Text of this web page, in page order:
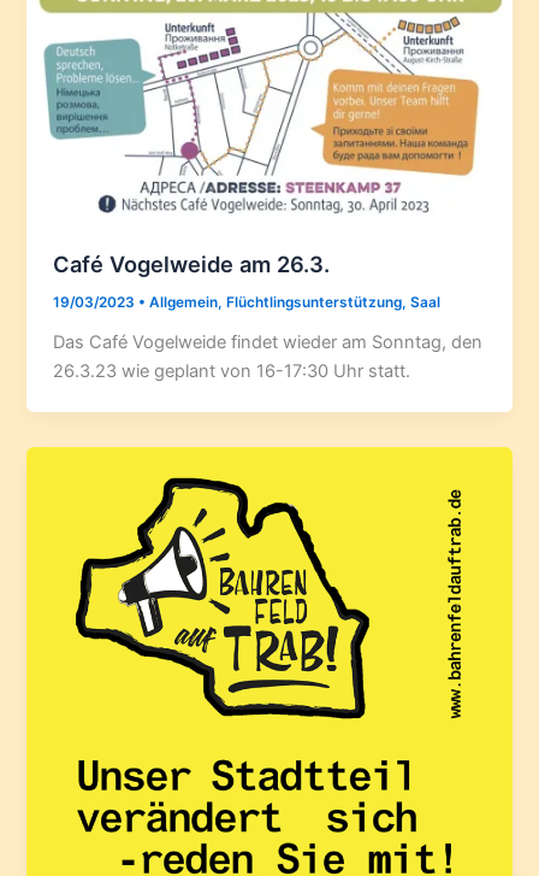
Café Vogelweide am 26.3.
19/03/2023 •Allgemein, Flüchtlingsunterstützung,Saal
Das Café Vogelweide findet wieder am Sonntag, den
26.3.23 wie geplant von 16-17:30 Uhr statt.